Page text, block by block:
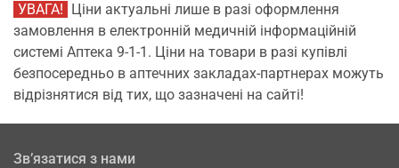
УВАГА! Ціни актуальні лише в разі оформлення
замовлення в електронній медичній інформаційній
системі Аптека 9-1-1. Ціни на товари в разі купівлі
безпосередньо в аптечних закладах-партнерах можуть
відрізнятися від тих, що зазначені на сайті!
Зв’язатися з нами